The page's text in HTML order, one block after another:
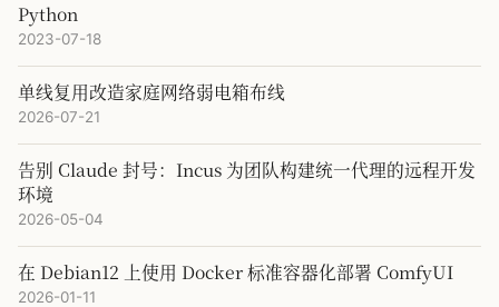
Python
2023-07-18
单线复用改造家庭网络弱电箱布线
2026-07-21
告别 Claude 封号：Incus 为团队构建统一代理的远程开发
环境
2026-05-04
在 Debian12 上使用 Docker 标准容器化部署 ComfyUI
2026-01-11